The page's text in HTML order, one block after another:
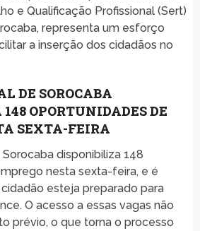
e Qualificação Profissional (Sert)
representa um esforço
a inserção dos cidadãos no
DE SOROCABA
OPORTUNIDADES DE
SEXTA-FEIRA
disponibiliza 148
nesta sexta-feira, e é
esteja preparado para
O acesso a essas vagas não
prévio, o que torna o processo